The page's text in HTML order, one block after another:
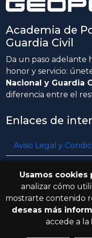
Academia de
Guardia Civil
Da un paso adelante
honor y servicio:
Nacional y Guardia
diferencia entre el
Enlaces de
Aviso Legal y
Política de cookies
Resolución de
Usamos
analizar cómo
mostrarte contenido
deseas más
accede a la